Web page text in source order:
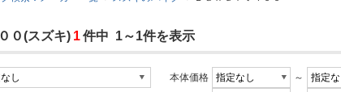
０(スズキ) 1件中 1～1件を表示
本体価格
～